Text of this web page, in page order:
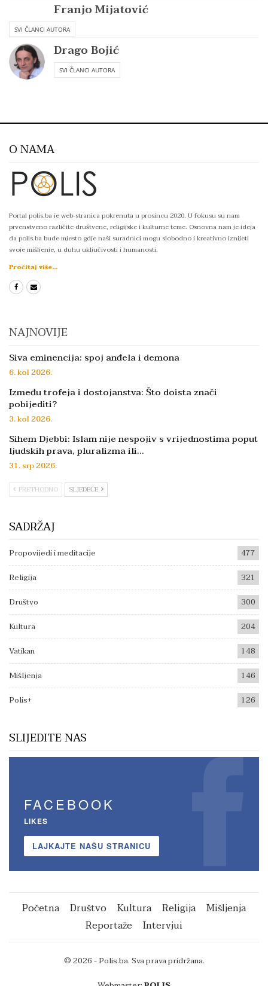
Franjo Mijatović
SVI ČLANCI AUTORA
Drago Bojić
SVI ČLANCI AUTORA
O NAMA
Portal polis.ba je web-stranica pokrenuta u prosincu 2020. U fokusu su nam
prvenstveno različite društvene, religijske i kulturne teme. Osnovna nam je ideja
da polis.ba bude mjesto gdje naši suradnici mogu slobodno i kreativno iznijeti
svoje mišljenje, u duhu uključivosti i humanosti.
Pročitaj više...
NAJNOVIJE
Siva eminencija: spoj anđela i demona
6. kol 2026.
Između trofeja i dostojanstva: Što doista znači
pobijediti?
3. kol 2026.
Sihem Djebbi: Islam nije nespojiv s vrijednostima poput
ljudskih prava, pluralizma ili…
31. srp 2026.
PRETHODNO SLJEDEĆE
SADRŽAJ
Propovijedi i meditacije
477
Religija
321
Društvo
300
Kultura
204
Vatikan
148
Mišljenja
146
Polis+
126
SLIJEDITE NAS
FACEBOOK
LIKES
LAJKAJTE NAŠU STRANICU
Početna Društvo Kultura Religija
Mišljenja
Reportaže
Intervjui
© 2026 - Polis.ba. Sva prava pridržana.